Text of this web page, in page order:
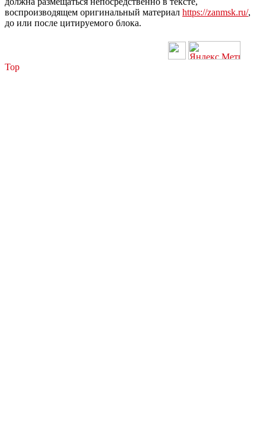
воспроизводящем оригинальный материал https://zanmsk.ru/,
до или после цитируемого блока.
Top